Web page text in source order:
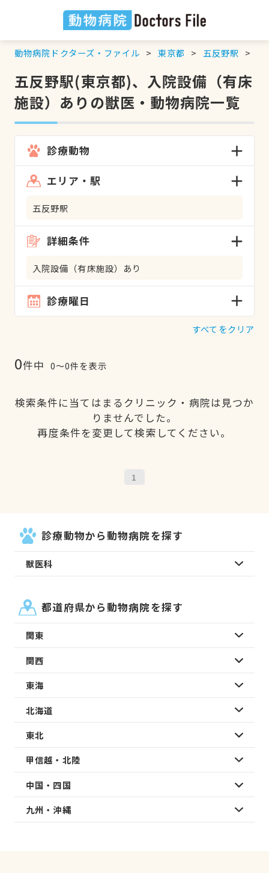
動物病院ドクターズ・ファイル 東京都 五反野駅
五反野駅(東京都)、入院設備（有床
施設）ありの獣医・動物病院一覧
診療動物
エリア・駅
五反野駅
詳細条件
入院設備（有床施設）あり
診療曜日
すべてをクリア
0件中 0〜0件を表示
検索条件に当てはまるクリニック・病院は見つか
りませんでした。
再度条件を変更して検索してください。
1
診療動物から動物病院を探す
獣医科
都道府県から動物病院を探す
関東
関西
東海
北海道
東北
甲信越・北陸
中国・四国
九州・沖縄